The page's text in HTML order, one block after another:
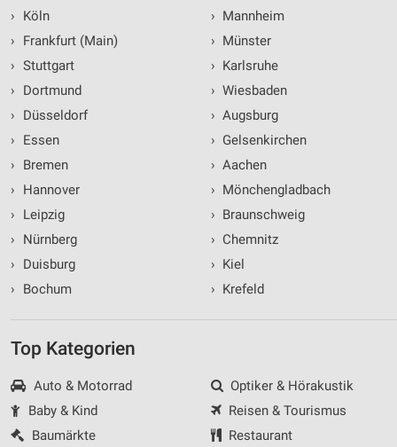
›
Köln
›
Frankfurt (Main)
› Stuttgart
›
Dortmund
›
Düsseldorf
›
Essen
›
Bremen
›
Hannover
›
Leipzig
›
Nürnberg
›
Duisburg
›
Bochum
› Mannheim
› Münster
› Karlsruhe
› Wiesbaden
› Augsburg
› Gelsenkirchen
› Aachen
› Mönchengladbach
› Braunschweig
› Chemnitz
› Kiel
› Krefeld
Top Kategorien
Auto & Motorrad
Baby & Kind
Baumärkte
Optiker & Hörakustik
Reisen & Tourismus
Restaurant